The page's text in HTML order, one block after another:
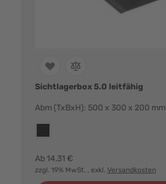
Sichtlagerbox 5.0 leitfähig
Abm (TxBxH): 500 x 300 x 200 mm
Ab 14,31 €
zzgl. 19% MwSt. , exkl. Versandkosten